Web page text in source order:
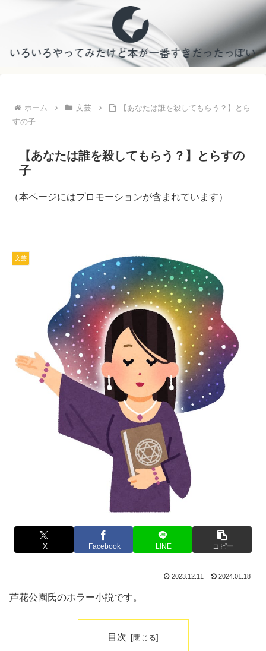
ホーム 文芸
【あなたは誰を殺してもらう？】とら
すの子
【あなたは誰を殺してもらう？】とらすの
子
（本ページにはプロモーションが含まれています）
文芸
X Facebook LINE コピー
2023.12.11 2024.01.18
芦花公園氏のホラー小説です。
目次